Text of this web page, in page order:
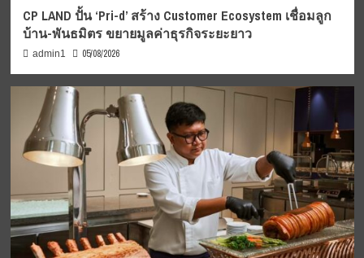
CP LAND ปั้น ‘Pri-d’ สร้าง Customer Ecosystem เชื่อมลูก
บ้าน-พันธมิตร ขยายมูลค่าธุรกิจระยะยาว
admin1 05/08/2026